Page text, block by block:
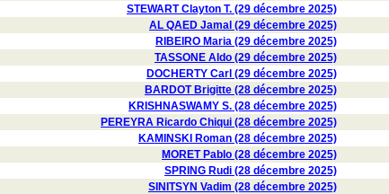
STEWART Clayton T. (29 décembre 2025)
AL QAED Jamal (29 décembre 2025)
RIBEIRO Maria (29 décembre 2025)
TASSONE Aldo (29 décembre 2025)
DOCHERTY Carl (29 décembre 2025)
BARDOT Brigitte (28 décembre 2025)
KRISHNASWAMY S. (28 décembre 2025)
PEREYRA Ricardo Chiqui (28 décembre 2025)
KAMINSKI Roman (28 décembre 2025)
MORET Pablo (28 décembre 2025)
SPRING Rudi (28 décembre 2025)
SINITSYN Vadim (28 décembre 2025)